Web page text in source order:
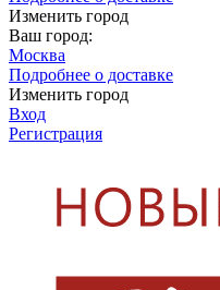
Изменить город
Ваш город:
Москва
Подробнее о доставке
Изменить город
Вход
Регистрация